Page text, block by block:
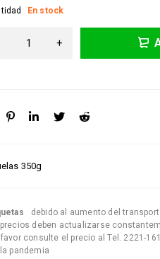
350g
En stock
debido al aumento del
precios deben actualizarse
favor consulte el precio al Tel. 2221-
pandemia